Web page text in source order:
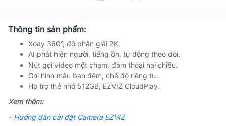
Thông tin sản phẩm:
Xoay 360°, độ phân giải 2K.
AI phát hiện người, tiếng ồn, tự động theo dõi.
Nút gọi video một chạm, đàm thoại hai chiều.
Ghi hình màu ban đêm, chế độ riêng tư.
Hỗ trợ thẻ nhớ 512GB, EZVIZ CloudPlay.
Xem thêm:
–Hướng dẫn cài đặt Camera EZVIZ